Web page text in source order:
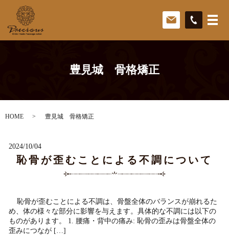
豊見城 骨格矯正
HOME 豊見城 骨格矯正
2024/10/04
恥骨が歪むことによる不調について
恥骨が歪むことによる不調は、骨盤全体のバランスが崩れるた
め、体の様々な部分に影響を与えます。具体的な不調には以下の
ものがあります。 1. 腰痛・背中の痛み: 恥骨の歪みは骨盤全体の
歪みにつなが […]